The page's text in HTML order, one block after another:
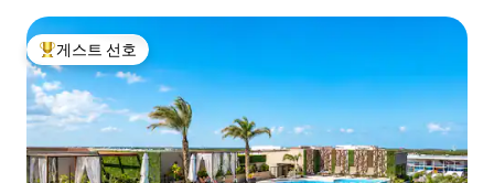
상위 게스트 선호
게스트 선호